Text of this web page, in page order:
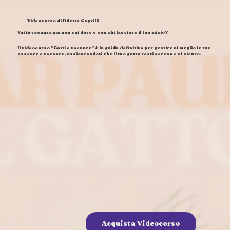
Videocorso di Diletta Caprilli
Vai in vacanza ma non sai dove e con chi lasciare il tuo micio?
Il videocorso "Gatti e vacanze" è la guida definitiva per gestire al meglio le tue
assenze e vacanze, assicurandoti che il tuo gatto resti sereno e al sicuro.
Acquista Videocorso